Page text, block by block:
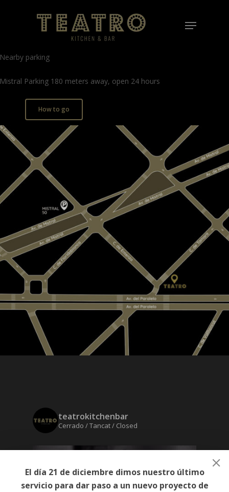
Menu
Nearby parking
Mistral Parking 180 meters away, open 24 hours
How to go
teatrokitchenbar
Cerrado / Tancat / Closed
El día 21 de diciembre dimos nuestro último
servicio para dar paso a un nuevo proyecto de